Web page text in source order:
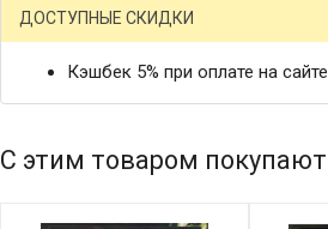
ДОСТУПНЫЕ СКИДКИ
Кэшбек 5% при оплате на сайте
С этим товаром покупают